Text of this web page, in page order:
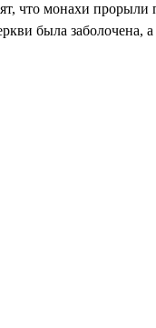
что монахи прорыли
была